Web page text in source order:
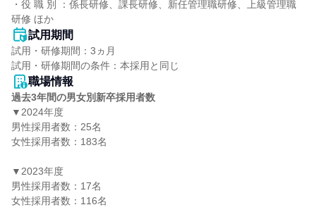
・役 職 別 ：係長研修、課長研修、新任管理職研修、上級管理職
研修 ほか
試用期間
試用・研修期間：3ヵ月
職場情報
過去3年間の男女別新卒採用者数
▼2024年度
男性採用者数：25名
女性採用者数：183名
▼2023年度
男性採用者数：17名
女性採用者数：116名